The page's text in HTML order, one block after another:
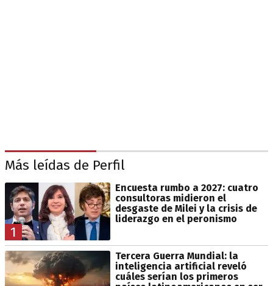
Más leídas de Perfil
1
Encuesta rumbo a 2027: cuatro
consultoras midieron el
desgaste de Milei y la crisis de
liderazgo en el peronismo
Tercera Guerra Mundial: la
inteligencia artificial reveló
cuáles serían los primeros